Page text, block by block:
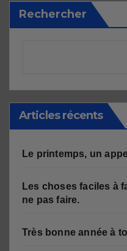
Rechercher
Articles récents
Le printemps, un
Les choses faciles à
ne pas faire.
Très bonne année à